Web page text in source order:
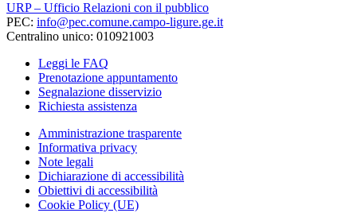
URP – Ufficio Relazioni con il pubblico
PEC: info@pec.comune.campo-ligure.ge.it
Centralino unico: 010921003
Leggi le FAQ
Prenotazione appuntamento
Segnalazione disservizio
Richiesta assistenza
Amministrazione trasparente
Informativa privacy
Note legali
Dichiarazione di accessibilità
Obiettivi di accessibilità
Cookie Policy (UE)